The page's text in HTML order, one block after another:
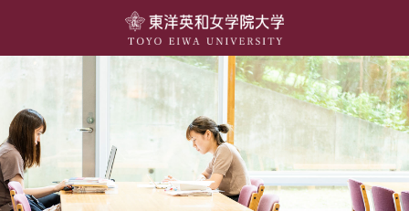
キャンパスライフ
留学・国際交流